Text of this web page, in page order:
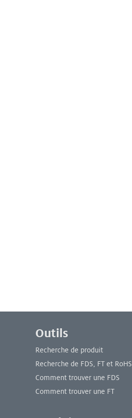
Outils
Recherche de produit
Recherche de FDS, FT et RoHS
Comment trouver une FDS
Comment trouver une FT